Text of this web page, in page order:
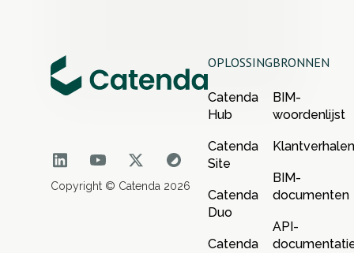
Copyright © Catenda 2026
OPLOSSING
Catenda
Hub
Catenda
Site
Catenda
Duo
Catenda
BRONNEN
BIM-
woordenlijst
Klantverhalen
BIM-
documenten
API-